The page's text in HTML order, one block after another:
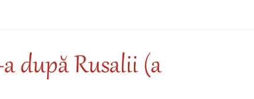
după Rusalii (a